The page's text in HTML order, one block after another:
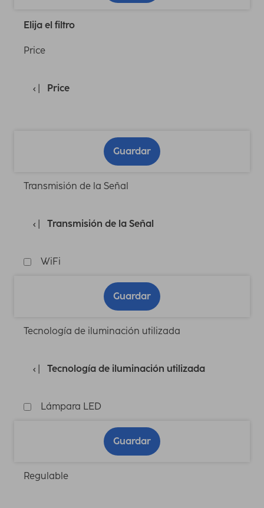
Elija el filtro
Price
Price
Guardar
Transmisión de la Señal
Transmisión de la Señal
WiFi
Guardar
Tecnología de iluminación utilizada
Tecnología de iluminación utilizada
Lámpara LED
Guardar
Regulable